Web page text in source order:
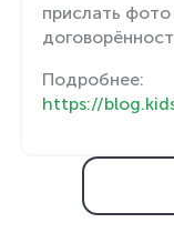
прислать
Подробнее:
https://